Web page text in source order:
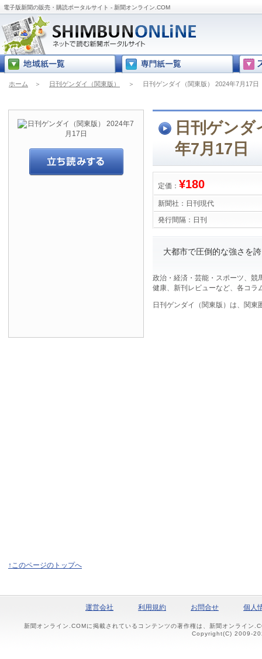
電子版新聞の販売・購読ポータルサイト - 新聞オンライン.COM
ホーム ＞ 日刊ゲンダイ（関東版） ＞ 日刊ゲンダイ（関東版） 2024年7月17日
日刊ゲン
年7月17日
定価： ¥180
新聞社： 日刊現代
発行間隔： 日刊
大都市で圧倒的な強さを
政治・経済・芸能・スポーツ、競
健康、新刊レビューなど、各コラ
日刊ゲンダイ（関東版）は、関
↑このページのトップへ
運営会社 利用規約 お問合せ 個人
新聞オンライン.COMに掲載されているコンテンツの著作権は、新聞オンライン
Copyright(C) 2009-